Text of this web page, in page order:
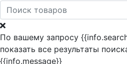
По вашему запросу
показать все результаты
{{info.message}}